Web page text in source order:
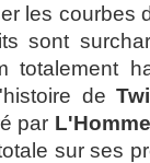
les courbes
sont
totalement
de
par
sur ses